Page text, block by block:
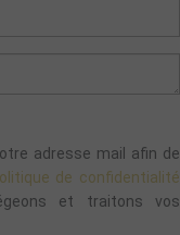
adresse mail afin de
de confidentialité
et traitons vos